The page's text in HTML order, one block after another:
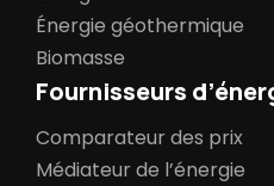
Énergie géothermique
Biomasse
Fournisseurs
Comparateur des prix
Médiateur de l’énergie